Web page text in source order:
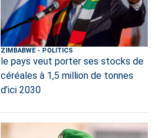
ZIMBABWE- POLITICS
le pays veut porter ses stocks de
céréales à 1,5 million de tonnes
d’ici 2030